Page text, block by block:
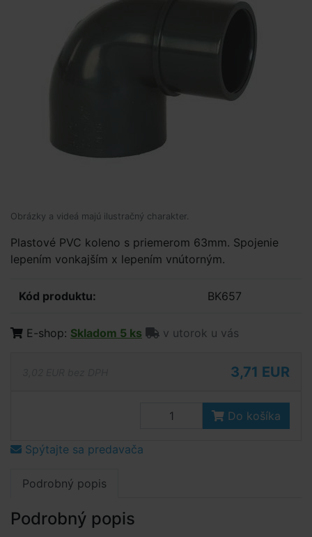
Obrázky a videá majú ilustračný charakter.
Plastové PVC koleno s priemerom 63mm. Spojenie
lepením vonkajším x lepením vnútorným.
Kód produktu: BK657
E-shop: Skladom 5 ks v utorok u vás
3,71 EUR
Do košíka
Spýtajte sa predavača
Podrobný popis
Podrobný popis